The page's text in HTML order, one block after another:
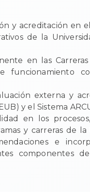
y acreditación en
de la
en las Carreras
funcionamiento
externa y
y el Sistema
en los
y carreras de la
e
componentes